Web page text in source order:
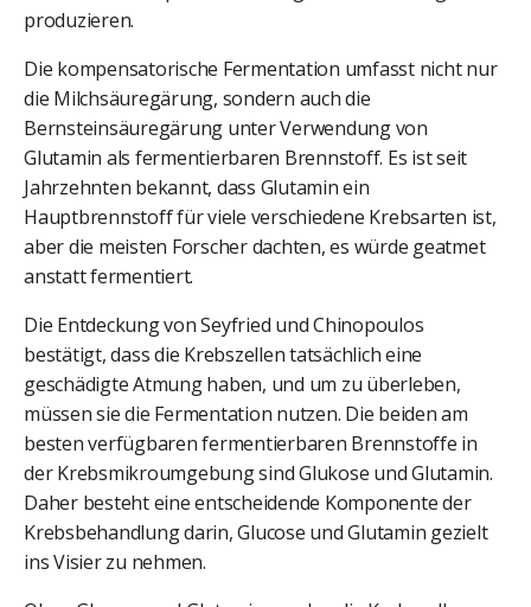
produzieren.
Die kompensatorische Fermentation umfasst nicht nur
die Milchsäuregärung, sondern auch die
Bernsteinsäuregärung unter Verwendung von
Glutamin als fermentierbaren Brennstoff. Es ist seit
Jahrzehnten bekannt, dass Glutamin ein
Hauptbrennstoff für viele verschiedene Krebsarten ist,
aber die meisten Forscher dachten, es würde geatmet
anstatt fermentiert.
Die Entdeckung von Seyfried und Chinopoulos
bestätigt, dass die Krebszellen tatsächlich eine
geschädigte Atmung haben, und um zu überleben,
müssen sie die Fermentation nutzen. Die beiden am
besten verfügbaren fermentierbaren Brennstoffe in
der Krebsmikroumgebung sind Glukose und Glutamin.
Daher besteht eine entscheidende Komponente der
Krebsbehandlung darin, Glucose und Glutamin gezielt
ins Visier zu nehmen.